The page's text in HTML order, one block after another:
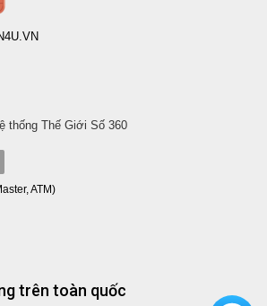
thống Thế Giới Số 360
ATM)
trên toàn quốc